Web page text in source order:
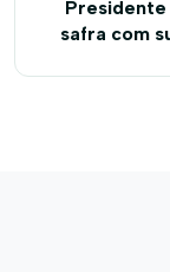
safra com